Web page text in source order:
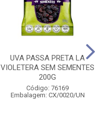
UVA PASSA PRETA LA
VIOLETERA SEM SEMENTES
200G
Código: 76169
Embalagem: CX/0020/UN